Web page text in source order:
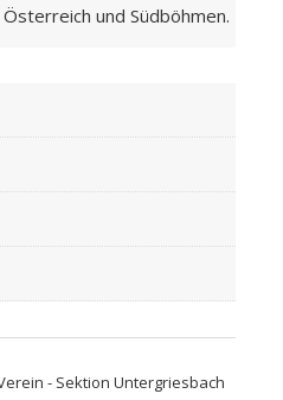
und Südböhmen.
- Sektion Untergriesbach